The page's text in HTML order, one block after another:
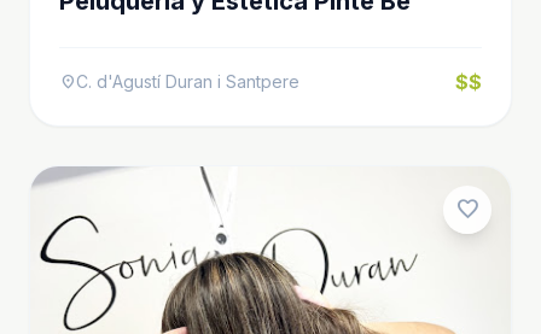
location_onC. d'Agustí Duran i Santpere $$
favorite